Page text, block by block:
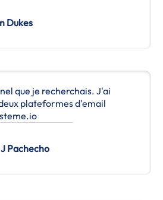
Dukes
que je recherchais. J'ai
plateformes d'email
Pachecho